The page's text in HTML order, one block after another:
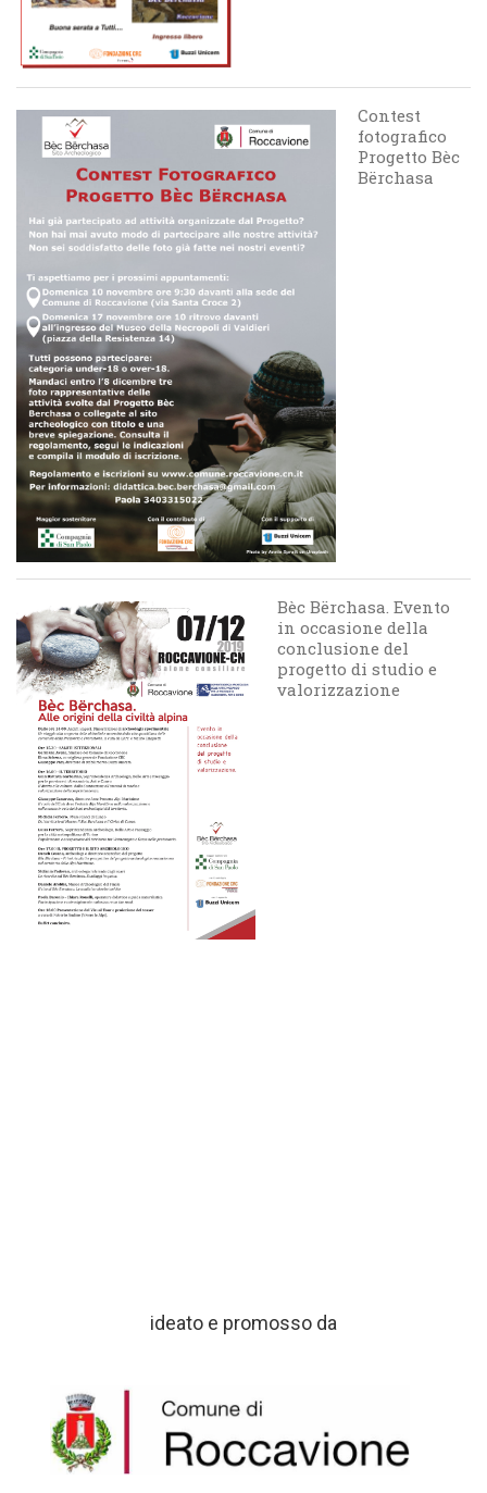
Contest
fotografico
Progetto Bèc
Bërchasa
Bèc Bërchasa. Evento
in occasione della
conclusione del
progetto di studio e
valorizzazione
ideato e promosso da